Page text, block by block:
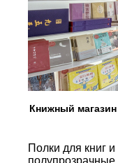
Книжный
Полки для книг